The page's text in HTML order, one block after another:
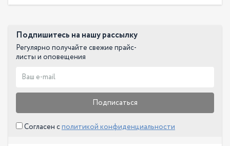
Подпишитесь на нашу рассылку
Регулярно получайте свежие прайс-
листы и оповещения
Подписаться
Согласен сполитикой конфиденциальности